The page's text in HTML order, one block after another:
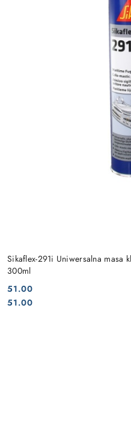
Sikaflex-291i Uniwersalna masa
300ml
Cena:
51.00
Cena:
51.00